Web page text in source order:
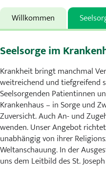
MVZ
Veranstaltungen
Presse
Kontakt
Willkommen
Seelsorge im
Krankheit bringt manchmal
weitreichend und tiefgreifend
Seelsorgenden Patientinnen
Krankenhaus – in Sorge und
Zuversicht. Auch An- und
wenden. Unser Angebot
unabhängig von ihrer
Weltanschauung. In der
uns dem Leitbild des St.